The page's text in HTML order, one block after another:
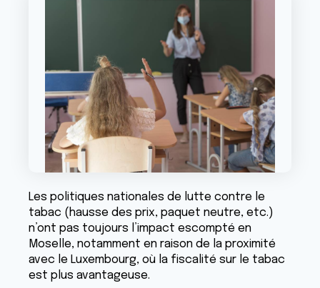
Les politiques nationales de lutte contre le
tabac (hausse des prix, paquet neutre, etc.)
n’ont pas toujours l’impact escompté en
Moselle, notamment en raison de la proximité
avec le Luxembourg, où la fiscalité sur le tabac
est plus avantageuse.